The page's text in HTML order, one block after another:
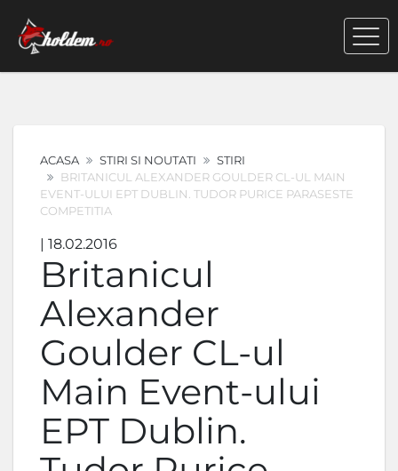
ACASA STIRI SI NOUTATI
STIRI
BRITANICUL ALEXANDER GOULDER CL-UL MAIN
EVENT-ULUI EPT DUBLIN. TUDOR PURICE PARASESTE
COMPETITIA
| 18.02.2016
Britanicul
Alexander
Goulder CL-ul
Main Event-ului
EPT Dublin.